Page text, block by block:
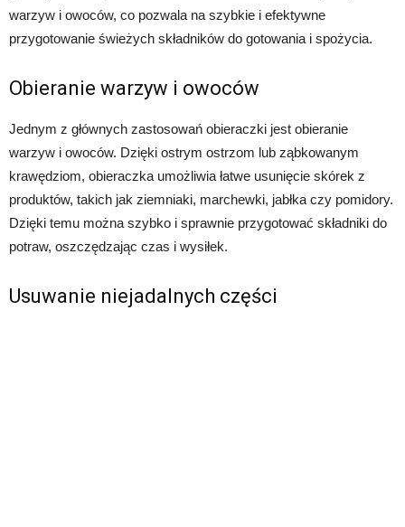
warzyw i owoców, co pozwala na szybkie i efektywne
przygotowanie świeżych składników do gotowania i spożycia.
Obieranie warzyw i owoców
Jednym z głównych zastosowań obieraczki jest obieranie
warzyw i owoców. Dzięki ostrym ostrzom lub ząbkowanym
krawędziom, obieraczka umożliwia łatwe usunięcie skórek z
produktów, takich jak ziemniaki, marchewki, jabłka czy pomidory.
Dzięki temu można szybko i sprawnie przygotować składniki do
potraw, oszczędzając czas i wysiłek.
Usuwanie niejadalnych części